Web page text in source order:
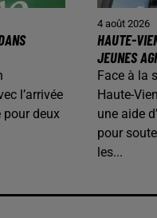
l’arrivée
pour deux
4 août 2026
HAUTE-
JEUNES
Face à la
Haute-
une aide
pour
les...